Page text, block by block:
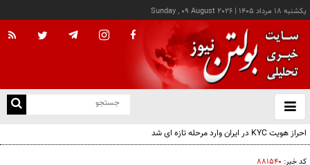
يکشنبه ۱۸ مرداد ۱۴۰۵ |
Sunday , 09 August 2026
باز
و
احراز هویت KYC در ایران وارد مرحله تازه ای شد
کد خبر: ۸۸۱۵۴۰